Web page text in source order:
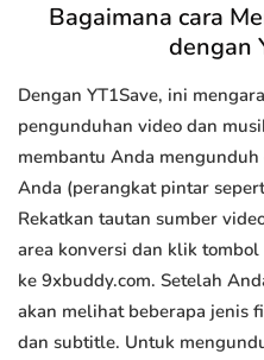
Bagaimana cara
dengan
Dengan YT1Save, ini
pengunduhan video dan
membantu Anda
Anda (perangkat pintar
Rekatkan tautan sumber
area konversi dan klik
ke 9xbuddy.com. Setelah
akan melihat beberapa jenis
dan subtitle. Untuk